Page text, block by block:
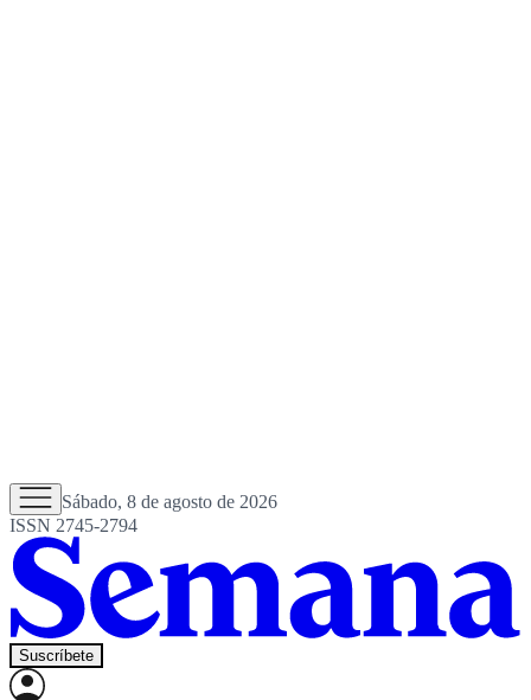
Sábado, 8 de agosto de 2026
ISSN 2745-2794
Suscríbete